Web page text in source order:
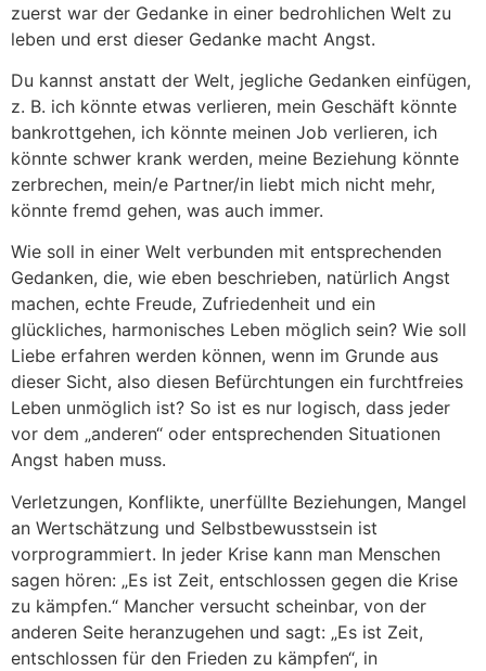
zuerst war der Gedanke in einer bedrohlichen Welt zu
leben und erst dieser Gedanke macht Angst.
Du kannst anstatt der Welt, jegliche Gedanken einfügen,
z. B. ich könnte etwas verlieren, mein Geschäft könnte
bankrottgehen, ich könnte meinen Job verlieren, ich
könnte schwer krank werden, meine Beziehung könnte
zerbrechen, mein/e Partner/in liebt mich nicht mehr,
könnte fremd gehen, was auch immer.
Wie soll in einer Welt verbunden mit entsprechenden
Gedanken, die, wie eben beschrieben, natürlich Angst
machen, echte Freude, Zufriedenheit und ein
glückliches, harmonisches Leben möglich sein? Wie soll
Liebe erfahren werden können, wenn im Grunde aus
dieser Sicht, also diesen Befürchtungen ein furchtfreies
Leben unmöglich ist? So ist es nur logisch, dass jeder
vor dem „anderen“ oder entsprechenden Situationen
Angst haben muss.
Verletzungen, Konflikte, unerfüllte Beziehungen, Mangel
an Wertschätzung und Selbstbewusstsein ist
vorprogrammiert. In jeder Krise kann man Menschen
sagen hören: „Es ist Zeit, entschlossen gegen die Krise
zu kämpfen.“ Mancher versucht scheinbar, von der
anderen Seite heranzugehen und sagt: „Es ist Zeit,
entschlossen für den Frieden zu kämpfen“, in